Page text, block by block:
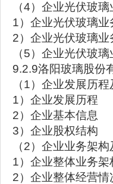
（4）企业光伏玻
1）企业光伏玻璃
2）企业光伏玻璃
（5）企业光伏玻
9.2.9洛阳玻璃股份
（1）企业发展历
1）企业发展历程
2）企业基本信息
3）企业股权结构
（2）企业业务架
1）企业整体业务架
2）企业整体经营情